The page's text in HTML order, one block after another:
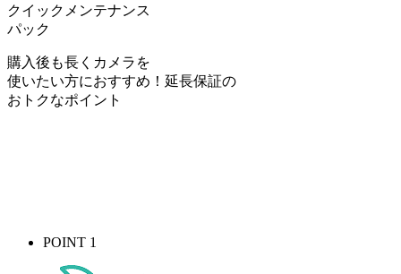
クイックメンテナンス
パック
購入後も長くカメラを
使いたい方におすすめ！ 延長保証の
おトクなポイント
POINT 1